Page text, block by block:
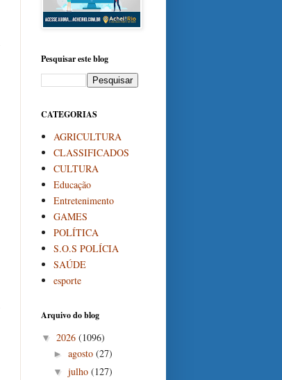
Pesquisar este blog
CATEGORIAS
AGRICULTURA
CLASSIFICADOS
CULTURA
Educação
Entretenimento
GAMES
POLÍTICA
S.O.S POLÍCIA
SAÚDE
esporte
Arquivo do blog
▼ 2026 (1096)
► agosto (27)
▼ julho (127)